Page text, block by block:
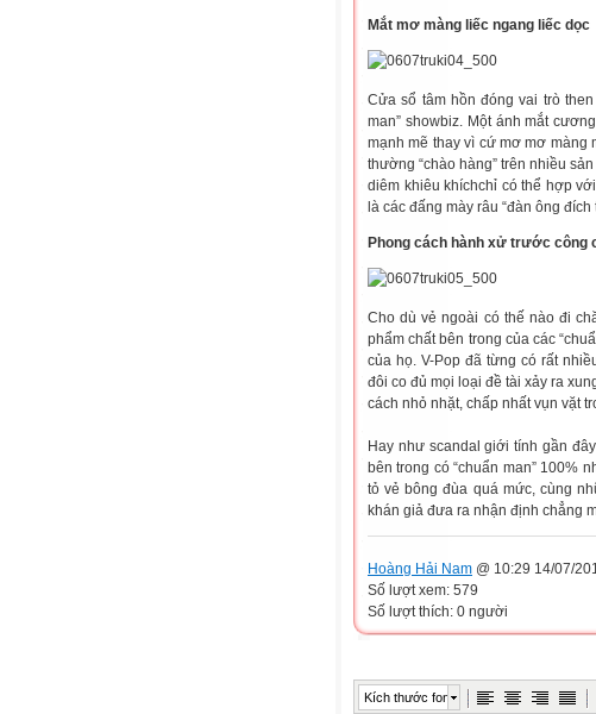
Mắt mơ màng liếc ngang liếc dọc
Cửa sổ tâm hồn đóng vai trò
man” showbiz. Một ánh mắt
mạnh mẽ thay vì cứ mơ mơ màng
thường “chào hàng” trên nhiều
diêm khiêu khíchchỉ có thể hợp
là các đấng mày râu “đàn ông đích
Phong cách hành xử trước công
Cho dù vẻ ngoài có thế nào đi
phẩm chất bên trong của các
của họ. V-Pop đã từng có rất
đôi co đủ mọi loại đề tài xảy ra
cách nhỏ nhặt, chấp nhất vụn vặt
Hay như scandal giới tính gần
bên trong có “chuẩn man” 100%
tỏ vẻ bông đùa quá mức, cùng
khán giả đưa ra nhận định chẳng
Hoàng Hải Nam @ 10:29 14/07/
Số lượt xem: 579
Số lượt thích: 0 người
Kích thước font